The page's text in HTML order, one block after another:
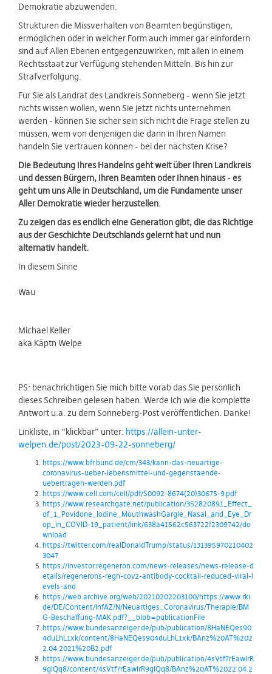
Demokratie abzuwenden.
Strukturen die Missverhalten von Beamten begünstigen,
ermöglichen oder in welcher Form auch immer gar einfordern
sind auf Allen Ebenen entgegenzuwirken, mit allen in einem
Rechtsstaat zur Verfügung stehenden Mitteln. Bis hin zur
Strafverfolgung.
Für Sie als Landrat des Landkreis Sonneberg - wenn Sie jetzt
nichts wissen wollen, wenn Sie jetzt nichts unternehmen
werden - können Sie sicher sein sich nicht die Frage stellen zu
müssen, wem von denjenigen die dann in Ihren Namen
handeln Sie vertrauen können - bei der nächsten Krise?
Die Bedeutung Ihres Handelns geht weit über Ihren Landkreis
und dessen Bürgern, Ihren Beamten oder Ihnen hinaus - es
geht um uns Alle in Deutschland, um die Fundamente unser
Aller Demokratie wieder herzustellen.
Zu zeigen das es endlich eine Generation gibt, die das Richtige
aus der Geschichte Deutschlands gelernt hat und nun
alternativ handelt.
In diesem Sinne
Wau
Michael Keller
aka Käptn Welpe
PS: benachrichtigen Sie mich bitte vorab das Sie persönlich
dieses Schreiben gelesen haben. Werde ich wie die komplette
Antwort u.a. zu dem Sonneberg-Post veröffentlichen. Danke!
Linkliste, in “klickbar” unter: https://allein-unter-
welpen.de/post/2023-09-22-sonneberg/
https://www.bfr.bund.de/cm/343/kann-das-neuartige-
coronavirus-ueber-lebensmittel-und-gegenstaende-
uebertragen-werden.pdf
https://www.cell.com/cell/pdf/S0092-8674(20)30675-9.pdf
https://www.researchgate.net/publication/352820891_Effect_
of_1_Povidone_Iodine_MouthwashGargle_Nasal_and_Eye_Dr
op_in_COVID-19_patient/link/638a41562c563722f2309742/do
wnload
https://twitter.com/realDonaldTrump/status/131395970210402
3047
https://investor.regeneron.com/news-releases/news-release-d
etails/regenerons-regn-cov2-antibody-cocktail-reduced-viral-l
evels-and
https://web.archive.org/web/20210202203100/https://www.rki.
de/DE/Content/InfAZ/N/Neuartiges_Coronavirus/Therapie/BM
G-Beschaffung-MAK.pdf?__blob=publicationFile
https://www.bundesanzeiger.de/pub/publication/8HaNEQes90
4duLhL1xk/content/8HaNEQes904duLhL1xk/BAnz%20AT%202
2.04.2021%20B2.pdf
https://www.bundesanzeiger.de/pub/publication/4sVtf7rEawIrR
9glQq8/content/4sVtf7rEawIrR9glQq8/BAnz%20AT%2022.04.2